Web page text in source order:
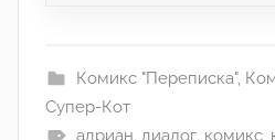
Комикс "Переписка",
Супер-Кот
адриан, диалог, комикс,